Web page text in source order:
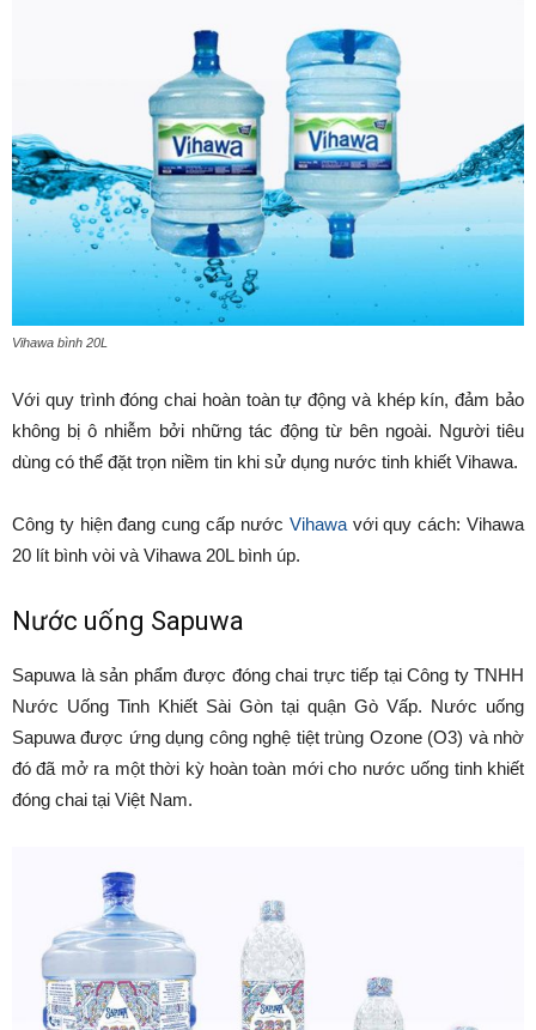
Vihawa bình 20L
Với quy trình đóng chai hoàn toàn tự động và khép kín, đảm bảo
không bị ô nhiễm bởi những tác động từ bên ngoài. Người tiêu
dùng có thể đặt trọn niềm tin khi sử dụng nước tinh khiết Vihawa.
Công ty hiện đang cung cấp nước Vihawavới quy cách: Vihawa
20 lít bình vòi và Vihawa 20L bình úp.
Nước uống Sapuwa
Sapuwa là sản phẩm được đóng chai trực tiếp tại Công ty TNHH
Nước Uống Tinh Khiết Sài Gòn tại quận Gò Vấp. Nước uống
Sapuwa được ứng dụng công nghệ tiệt trùng Ozone (O3) và nhờ
đó đã mở ra một thời kỳ hoàn toàn mới cho nước uống tinh khiết
đóng chai tại Việt Nam.